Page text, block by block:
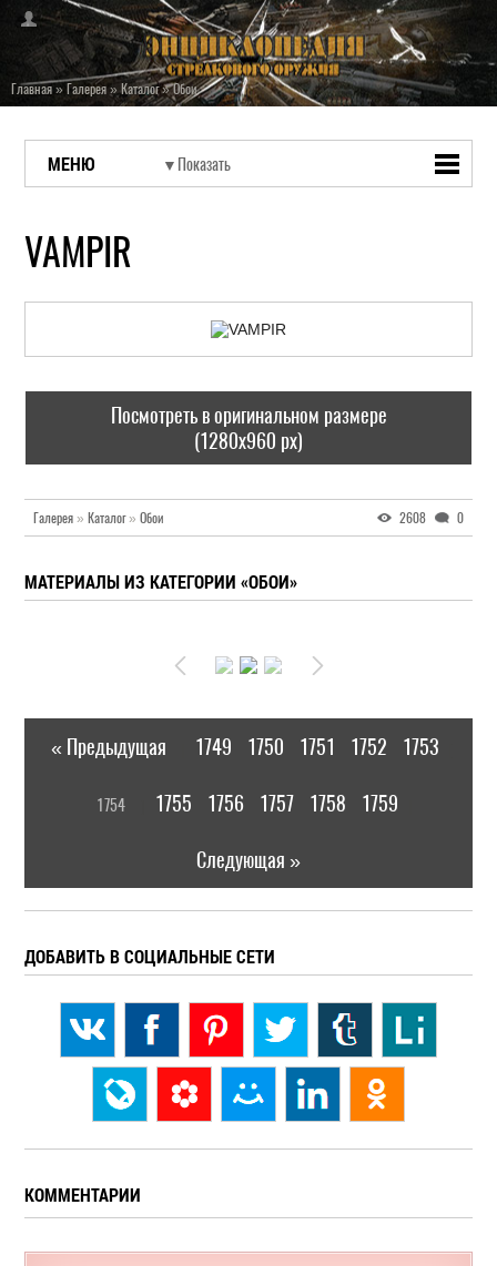
Главная»Галерея»Каталог»Обои
МЕНЮ
VAMPIR
Посмотреть в оригинальном размере
(1280x960 px)
Галерея » Каталог» Обои 2608 0
МАТЕРИАЛЫ ИЗ КАТЕГОРИИ «ОБОИ»
« Предыдущая 1749 1750 1751 1752 1753
1754 1755 1756 1757 1758 1759
Следующая »
ДОБАВИТЬ В СОЦИАЛЬНЫЕ СЕТИ
КОММЕНТАРИИ